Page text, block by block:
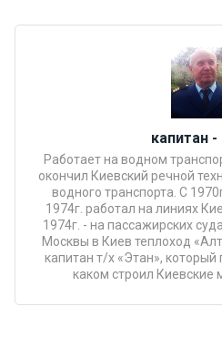
капитан
Работает на водном
окончил Киевский речной
водного транспорта. С
1974г. работал на линиях
1974г. - на пассажирских
Москвы в Киев теплоход
капитан т/х «Этан»,
каком строил Киевские
ммы
икаты
Развле
чения
Речные
прогулк